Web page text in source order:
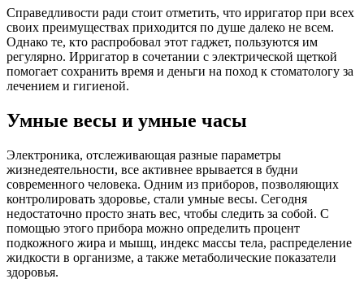
Справедливости ради стоит отметить, что ирригатор при всех
своих преимуществах приходится по душе далеко не всем.
Однако те, кто распробовал этот гаджет, пользуются им
регулярно. Ирригатор в сочетании с электрической щеткой
помогает сохранить время и деньги на поход к стоматологу за
лечением и гигиеной.
Умные весы и умные часы
Электроника, отслеживающая разные параметры
жизнедеятельности, все активнее врывается в будни
современного человека. Одним из приборов, позволяющих
контролировать здоровье, стали умные весы. Сегодня
недостаточно просто знать вес, чтобы следить за собой. С
помощью этого прибора можно определить процент
подкожного жира и мышц, индекс массы тела, распределение
жидкости в организме, а также метаболические показатели
здоровья.